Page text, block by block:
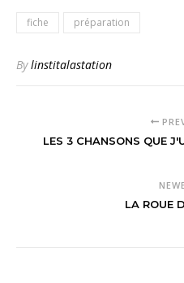
fiche préparation
Bylinstitalastation
LES 3 CHANSONS QUE
LA ROUE